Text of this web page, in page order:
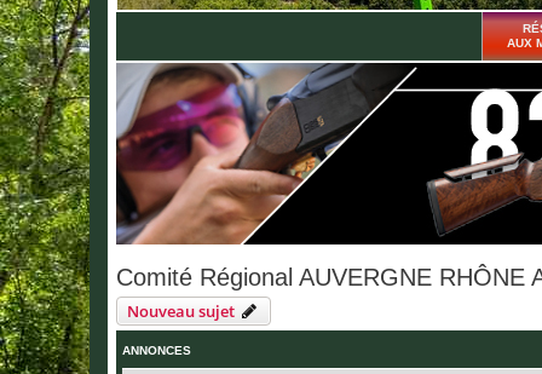
AUX
Comité Régional AUVERGNE RHÔNE
Nouveau sujet
ANNONCES